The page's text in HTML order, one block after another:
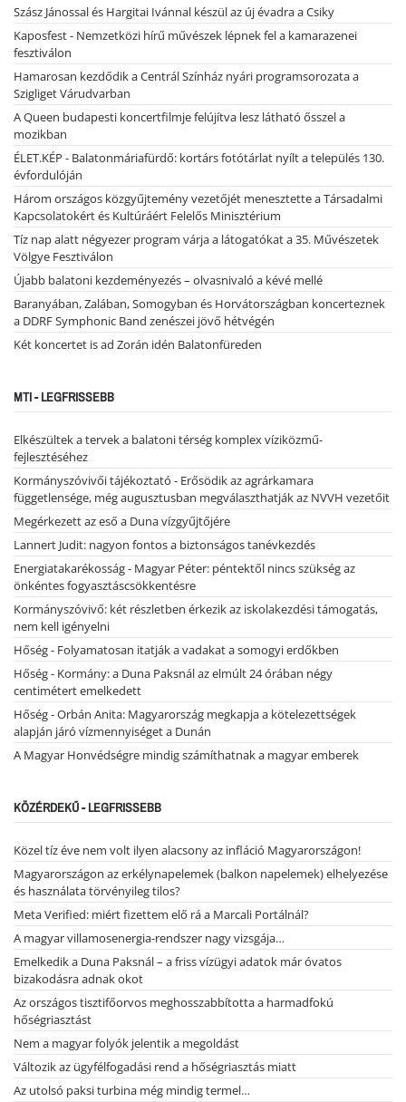
Szász Jánossal és Hargitai Ivánnal készül az új évadra a Csiky
Kaposfest - Nemzetközi hírű művészek lépnek fel a kamarazenei
fesztiválon
Hamarosan kezdődik a Centrál Színház nyári programsorozata a
Szigliget Várudvarban
A Queen budapesti koncertfilmje felújítva lesz látható ősszel a
mozikban
ÉLET.KÉP - Balatonmáriafürdő: kortárs fotótárlat nyílt a település 130.
évfordulóján
Három országos közgyűjtemény vezetőjét menesztette a Társadalmi
Kapcsolatokért és Kultúráért Felelős Minisztérium
Tíz nap alatt négyezer program várja a látogatókat a 35. Művészetek
Völgye Fesztiválon
Újabb balatoni kezdeményezés – olvasnivaló a kévé mellé
Baranyában, Zalában, Somogyban és Horvátországban koncerteznek
a DDRF Symphonic Band zenészei jövő hétvégén
Két koncertet is ad Zorán idén Balatonfüreden
MTI - LEGFRISSEBB
Elkészültek a tervek a balatoni térség komplex víziközmű-
fejlesztéséhez
Kormányszóvivői tájékoztató - Erősödik az agrárkamara
függetlensége, még augusztusban megválaszthatják az NVVH vezetőit
Megérkezett az eső a Duna vízgyűjtőjére
Lannert Judit: nagyon fontos a biztonságos tanévkezdés
Energiatakarékosság - Magyar Péter: péntektől nincs szükség az
önkéntes fogyasztáscsökkentésre
Kormányszóvivő: két részletben érkezik az iskolakezdési támogatás,
nem kell igényelni
Hőség - Folyamatosan itatják a vadakat a somogyi erdőkben
Hőség - Kormány: a Duna Paksnál az elmúlt 24 órában négy
centimétert emelkedett
Hőség - Orbán Anita: Magyarország megkapja a kötelezettségek
alapján járó vízmennyiséget a Dunán
A Magyar Honvédségre mindig számíthatnak a magyar emberek
KÖZÉRDEKŰ - LEGFRISSEBB
Közel tíz éve nem volt ilyen alacsony az infláció Magyarországon!
Magyarországon az erkélynapelemek (balkon napelemek) elhelyezése
és használata törvényileg tilos?
Meta Verified: miért fizettem elő rá a Marcali Portálnál?
A magyar villamosenergia-rendszer nagy vizsgája…
Emelkedik a Duna Paksnál – a friss vízügyi adatok már óvatos
bizakodásra adnak okot
Az országos tisztifőorvos meghosszabbította a harmadfokú
hőségriasztást
Nem a magyar folyók jelentik a megoldást
Változik az ügyfélfogadási rend a hőségriasztás miatt
Az utolsó paksi turbina még mindig termel…